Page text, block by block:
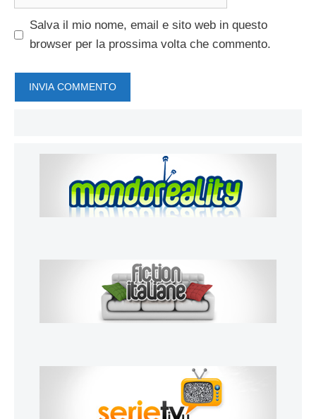
Salva il mio nome, email e sito web in questo
browser per la prossima volta che commento.